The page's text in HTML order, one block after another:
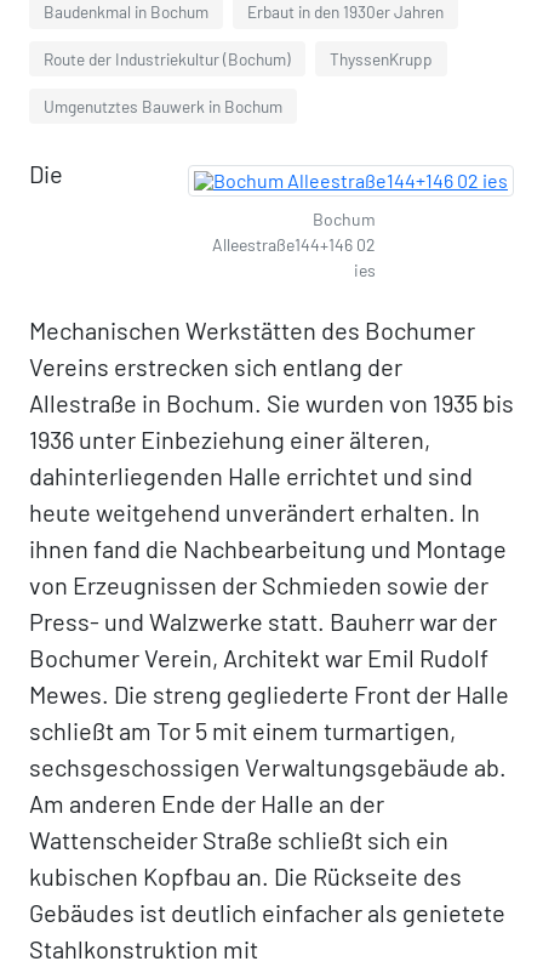
Baudenkmal in Bochum Erbaut in den 1930er Jahren
Route der Industriekultur (Bochum) ThyssenKrupp
Umgenutztes Bauwerk in Bochum
Bochum
Alleestraße144+146 02
ies
Die
Mechanischen Werkstätten des Bochumer
Vereins erstrecken sich entlang der
Allestraße in Bochum. Sie wurden von 1935 bis
1936 unter Einbeziehung einer älteren,
dahinterliegenden Halle errichtet und sind
heute weitgehend unverändert erhalten. In
ihnen fand die Nachbearbeitung und Montage
von Erzeugnissen der Schmieden sowie der
Press- und Walzwerke statt. Bauherr war der
Bochumer Verein, Architekt war Emil Rudolf
Mewes. Die streng gegliederte Front der Halle
schließt am Tor 5 mit einem turmartigen,
sechsgeschossigen Verwaltungsgebäude ab.
Am anderen Ende der Halle an der
Wattenscheider Straße schließt sich ein
kubischen Kopfbau an. Die Rückseite des
Gebäudes ist deutlich einfacher als genietete
Stahlkonstruktion mit